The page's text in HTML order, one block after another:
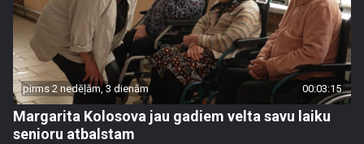
pirms 2 nedēļām, 3 dienām 00:03:15
Margarita Kolosova jau gadiem velta savu laiku
senioru atbalstam